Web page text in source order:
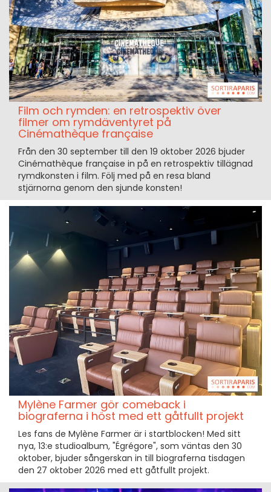
Film och rymden: en retrospektiv över
filmer om rymdäventyret på
Cinémathèque française
Från den 30 september till den 19 oktober 2026 bjuder
Cinémathèque française in på en retrospektiv tillägnad
rymdkonsten i film. Följ med på en resa bland
stjärnorna genom den sjunde konsten!
Mylène Farmer gör comeback i
biograferna i höst med ett gåtfullt projekt
Les fans de Mylène Farmer är i startblocken! Med sitt
nya, 13:e studioalbum, "Égrégore", som väntas den 30
oktober, bjuder sångerskan in till biograferna tisdagen
den 27 oktober 2026 med ett gåtfullt projekt.